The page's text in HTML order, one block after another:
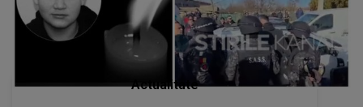
Actualitate